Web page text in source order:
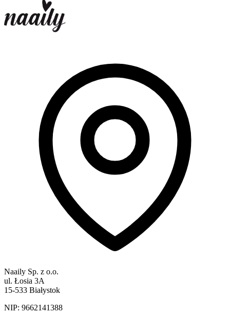
Naaily Sp. z o.o.
ul. Łosia 3A
15-533 Białystok
NIP: 9662141388